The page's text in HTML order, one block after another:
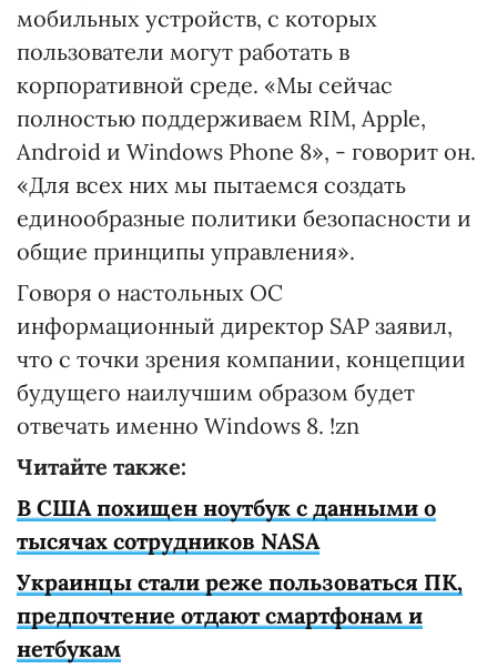
мобильных устройств, с которых
пользователи могут работать в
корпоративной среде. «Мы сейчас
полностью поддерживаем RIM, Apple,
Android и Windows Phone 8», - говорит он.
«Для всех них мы пытаемся создать
единообразные политики безопасности и
общие принципы управления».
Говоря о настольных ОС
информационный директор SAP заявил,
что с точки зрения компании, концепции
будущего наилучшим образом будет
отвечать именно Windows 8. !zn
Читайте также:
В США похищен ноутбук с данными о
тысячах сотрудников NASA
Украинцы стали реже пользоваться ПК,
предпочтение отдают смартфонам и
нетбукам